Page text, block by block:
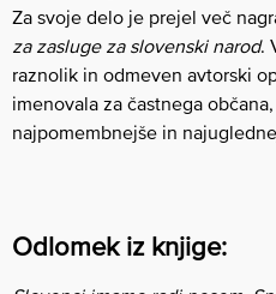
Za svoje delo je prejel več
za zasluge za slovenski narod.
raznolik in odmeven avtorski
imenovala za častnega
najpomembnejše in
Odlomek iz knjige: